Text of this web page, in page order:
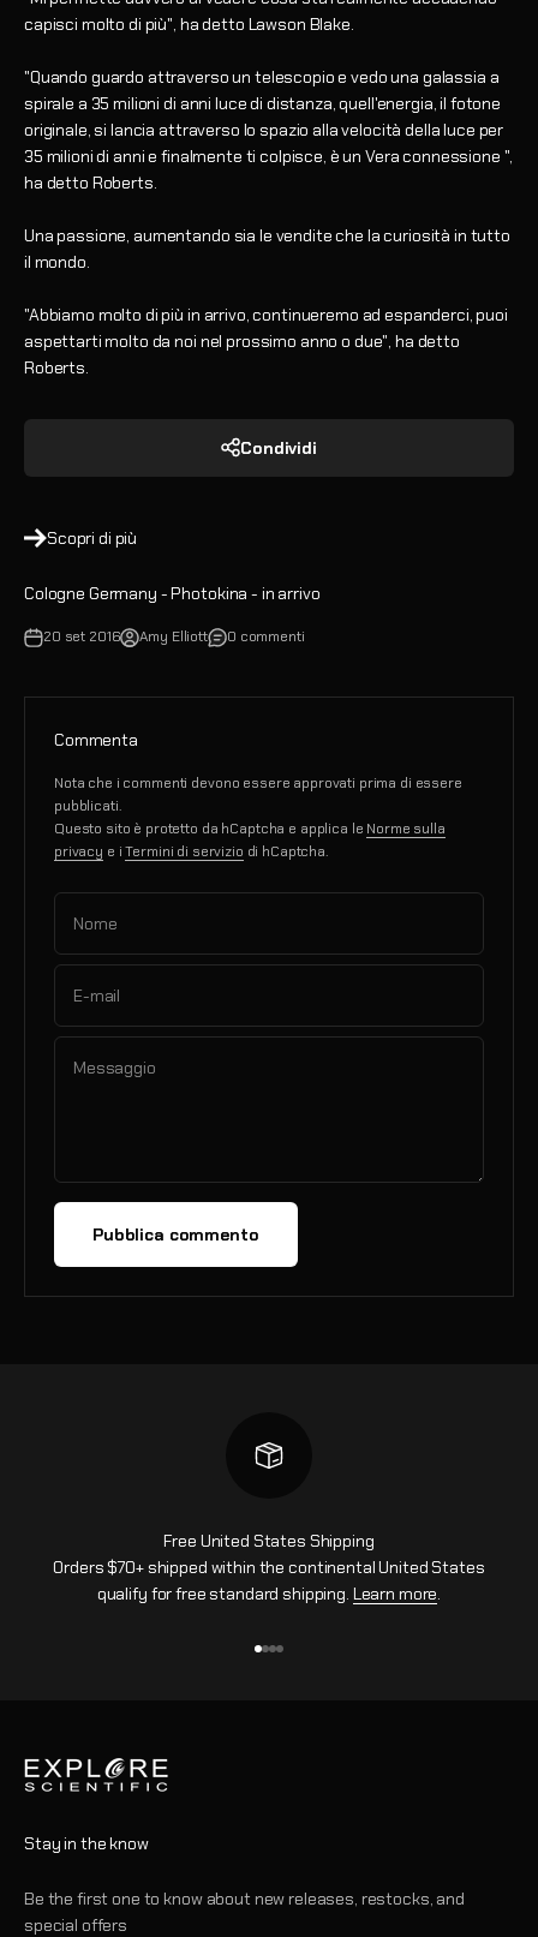
capisci molto di più", ha detto Lawson Blake.
"Quando guardo attraverso un telescopio e vedo una galassia a
spirale a 35 milioni di anni luce di distanza, quell'energia, il fotone
originale, si lancia attraverso lo spazio alla velocità della luce per
35 milioni di anni e finalmente ti colpisce, è un Vera connessione ",
ha detto Roberts.
Una passione, aumentando sia le vendite che la curiosità in tutto
il mondo.
"Abbiamo molto di più in arrivo, continueremo ad espanderci, puoi
aspettarti molto da noi nel prossimo anno o due", ha detto
Roberts.
Condividi
Scopri di più
Cologne Germany - Photokina - in arrivo
20 set 2016 Amy Elliott 0 commenti
Commenta
Nota che i commenti devono essere approvati prima di essere
pubblicati.
Questo sito è protetto da hCaptcha e applica le Norme sulla
privacy e iTermini di servizio di hCaptcha.
Nome
E-mail
Messaggio
Pubblica commento
Free United States Shipping
Orders $70+ shipped within the continental United States
qualify for free standard shipping. Learn more.
Stay in the know
Be the first one to know about new releases, restocks, and
special offers